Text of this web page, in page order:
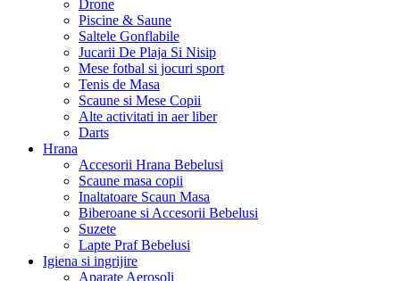
Drone
Piscine & Saune
Saltele Gonflabile
Jucarii De Plaja Si Nisip
Mese fotbal si jocuri sport
Tenis de Masa
Scaune si Mese Copii
Alte activitati in aer liber
Darts
Hrana
Accesorii Hrana Bebelusi
Scaune masa copii
Inaltatoare Scaun Masa
Biberoane si Accesorii Bebelusi
Suzete
Lapte Praf Bebelusi
Igiena si ingrijire
Aparate Aerosoli